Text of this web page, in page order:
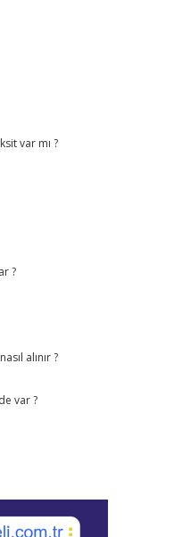
var mı ?
?
alınır ?
var ?